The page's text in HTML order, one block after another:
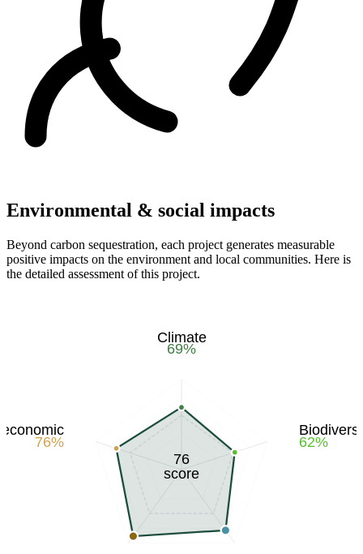
Environmental & social impacts
Beyond carbon sequestration, each project generates measurable
positive impacts on the environment and local communities. Here is
the detailed assessment of this project.
Climate
69%
62%
76%
76
score